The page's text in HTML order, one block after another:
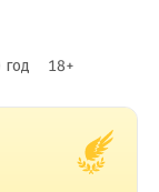
год 18+